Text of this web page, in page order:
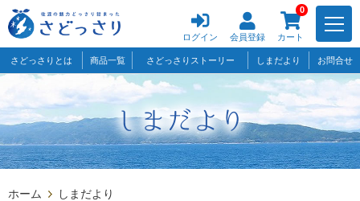
ログイン 会員登録
0
カート
さどっさりとは 商品一覧 さどっさりストーリー しまだより お問合せ
ホーム しまだより